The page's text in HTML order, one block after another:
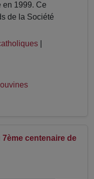
en 1999. Ce
de la Société
centenaire de